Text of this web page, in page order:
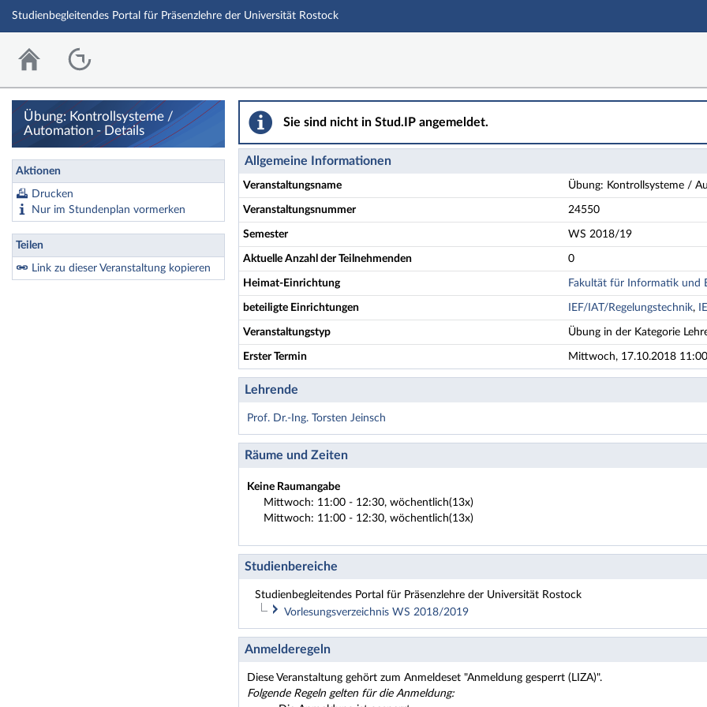
Studienbegleitendes Portal für Präsenzlehre der Universität Rostock
Übung: Kontrollsysteme /
Automation - Details
Aktionen
Drucken
Nur im Stundenplan vormerken
Teilen
Link zu dieser Veranstaltung kopieren
Sie sind nicht in Stud.IP angemeldet.
Allgemeine Informationen
Veranstaltungsname Übung: Kontrollsysteme /
Veranstaltungsnummer 24550
Semester WS 2018/19
Aktuelle Anzahl der Teilnehmenden 0
Heimat-Einrichtung Fakultät für Informatik und
beteiligte Einrichtungen IEF/IAT/Regelungstechnik,
Veranstaltungstyp Übung in der Kategorie
Erster Termin Mittwoch, 17.10.2018
Lehrende
Prof. Dr.-Ing. Torsten Jeinsch
Räume und Zeiten
Keine Raumangabe
Mittwoch: 11:00 - 12:30, wöchentlich(13x)
Mittwoch: 11:00 - 12:30, wöchentlich(13x)
Studienbereiche
Studienbegleitendes Portal für Präsenzlehre der Universität Rostock
Vorlesungsverzeichnis WS 2018/2019
Master Aquakultur
Anmelderegeln
Diese Veranstaltung gehört zum Anmeldeset "Anmeldung gesperrt (LIZA)".
Folgende Regeln gelten für die Anmeldung: